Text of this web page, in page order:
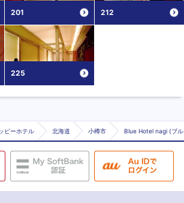
201 212
225
ピーホテル 北海道 小樽市 Blue Hotel nagi (ブ